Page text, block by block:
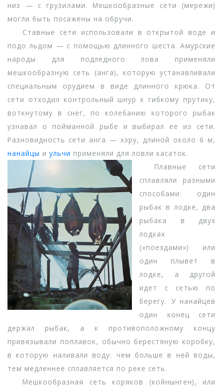
низ — с грузилами. Мешкообразные сети (мережи)
могли быть посажены на обручи.
Ставные сети использовали в открытой воде и
подо льдом — с помощью длинного шеста. Амурские
народы для подледного лова применяли
мешкообразную сеть (анга), которую устанавливали
специальным орудием в виде длинного крюка. От
сети отходил контрольный шнур к гибкому прутику,
воткнутому в снег, по колебанию которого рыбак
узнавал о пойманной рыбе и выбирал ее из сети.
Разновидность сети анга — хэру, длиной около 6 м,
нанайцы и ульчи применяли для ловли касаток.
Плавные сети
сплавляли разными
способами: один
рыбак в лодке, два
рыбака в двух
лодках
(«поездами») или
один плывет в
лодке, а другой
идет с сетью по
берегу. У нанайцев
один конец сети
держал рыбак, а к противоположному концу
привязывали поплавок, обычно берестяную коробку,
в которую наливали воду: чем больше в ней воды,
тем медленнее сплавляется по реке сеть.
Мешкообразная сеть коряков (койнынген), или